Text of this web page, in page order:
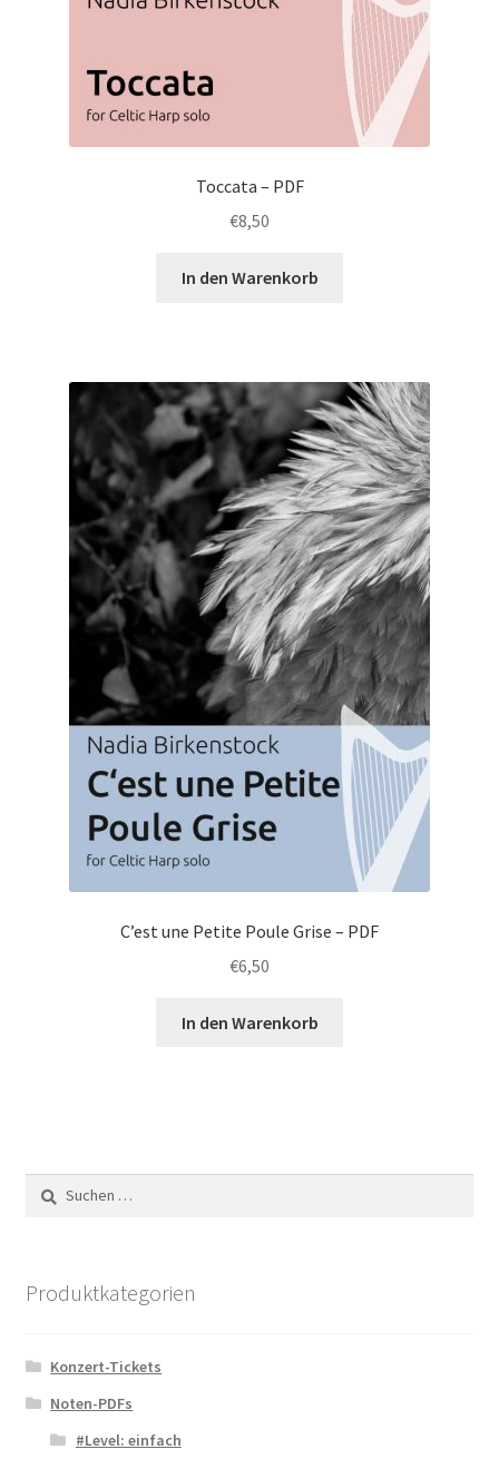
Toccata – PDF
€8,50
In den Warenkorb
C’est une Petite Poule Grise – PDF
€6,50
In den Warenkorb
Suchen
nach:
Produktkategorien
Konzert-Tickets
Noten-PDFs
#Level: einfach